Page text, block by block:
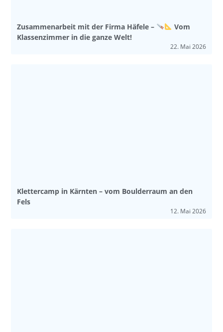
Zusammenarbeit mit der Firma Häfele –
Vom
Klassenzimmer in die ganze Welt!
22. Mai 2026
Klettercamp in Kärnten – vom Boulderraum an den
Fels
12. Mai 2026